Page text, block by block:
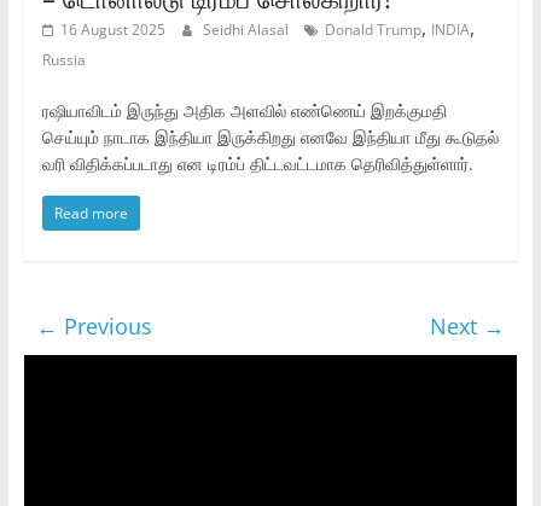
16 August 2025 Seidhi Alasal Donald Trump, INDIA,
Russia
ரஷியாவிடம் இருந்து அதிக அளவில் எண்ணெய் இறக்குமதி
செய்யும் நாடாக இந்தியா இருக்கிறது எனவே இந்தியா மீது கூடுதல்
வரி விதிக்கப்படாது என டிரம்ப் திட்டவட்டமாக தெரிவித்துள்ளார்.
Read more
← Previous Next →